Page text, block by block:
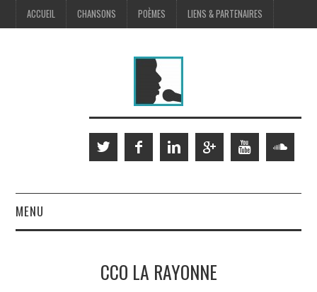
ACCUEIL CHANSONS POÈMES LIENS & PARTENAIRES
MENU
MUSIQUES À L’IMAGECCO LA RAYONNE